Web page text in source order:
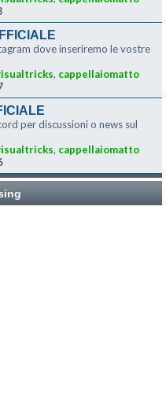
dove inseriremo le vostre
, cappellaiomatto
per discussioni o news sul
, cappellaiomatto